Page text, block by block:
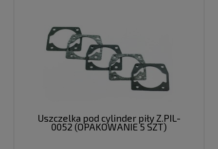
Uszczelka pod cylinder piły Z.PIL-
0052 (OPAKOWANIE 5 SZT)